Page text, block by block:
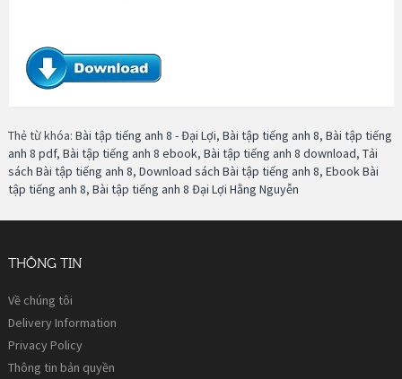
Thẻ từ khóa: Bài tập tiếng anh 8 - Đại Lợi, Bài tập tiếng anh 8, Bài tập tiếng
anh 8 pdf, Bài tập tiếng anh 8 ebook, Bài tập tiếng anh 8 download, Tải
sách Bài tập tiếng anh 8, Download sách Bài tập tiếng anh 8, Ebook Bài
tập tiếng anh 8, Bài tập tiếng anh 8 Đại Lợi Hằng Nguyễn
THÔNG TIN
Về chúng tôi
Delivery Information
Privacy Policy
Thông tin bản quyền